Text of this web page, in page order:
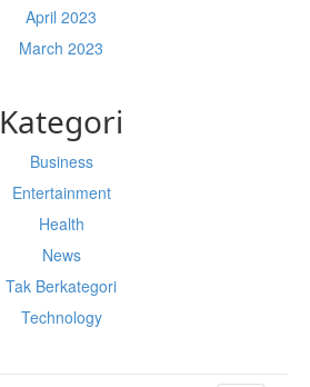
April 2023
March 2023
Kategori
Business
Entertainment
Health
News
Tak Berkategori
Technology